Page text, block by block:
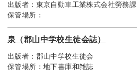
出版者： 東京自動車工業株式会社勞務課
保管場所：
泉（郡山中学校生徒会誌）
出版者： 郡山中学校生徒会
保管場所： 地下書庫和雑誌